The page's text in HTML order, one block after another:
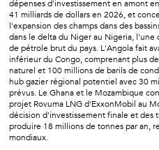
dépenses d'investissement en amont
41 milliards de dollars en 2026, et
l'expansion des champs dans des
dans le delta du Niger au Nigeria,
de pétrole brut du pays. L'Angola fait
inférieur du Congo, comprenant plus
naturel et 100 millions de barils de
hub gazier régional potentiel avec 30
prévus. Le Ghana et le Mozambique
projet Rovuma LNG d'ExxonMobil au
décision d'investissement finale et des
produire 18 millions de tonnes par an,
mondiaux.